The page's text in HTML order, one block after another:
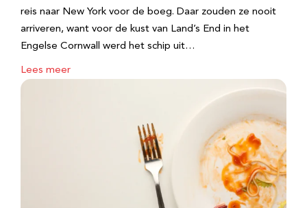
reis naar New York voor de boeg. Daar zouden ze nooit
arriveren, want voor de kust van Land’s End in het
Engelse Cornwall werd het schip uit…
Lees meer